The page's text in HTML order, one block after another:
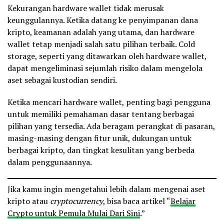
Kekurangan hardware wallet tidak merusak
keunggulannya. Ketika datang ke penyimpanan dana
kripto, keamanan adalah yang utama, dan hardware
wallet tetap menjadi salah satu pilihan terbaik. Cold
storage, seperti yang ditawarkan oleh hardware wallet,
dapat mengeliminasi sejumlah risiko dalam mengelola
aset sebagai kustodian sendiri.
Ketika mencari hardware wallet, penting bagi pengguna
untuk memiliki pemahaman dasar tentang berbagai
pilihan yang tersedia. Ada beragam perangkat di pasaran,
masing-masing dengan fitur unik, dukungan untuk
berbagai kripto, dan tingkat kesulitan yang berbeda
dalam penggunaannya.
Jika kamu ingin mengetahui lebih dalam mengenai aset
kripto atau cryptocurrency, bisa baca artikel “Belajar
Crypto untuk Pemula Mulai Dari Sini.”